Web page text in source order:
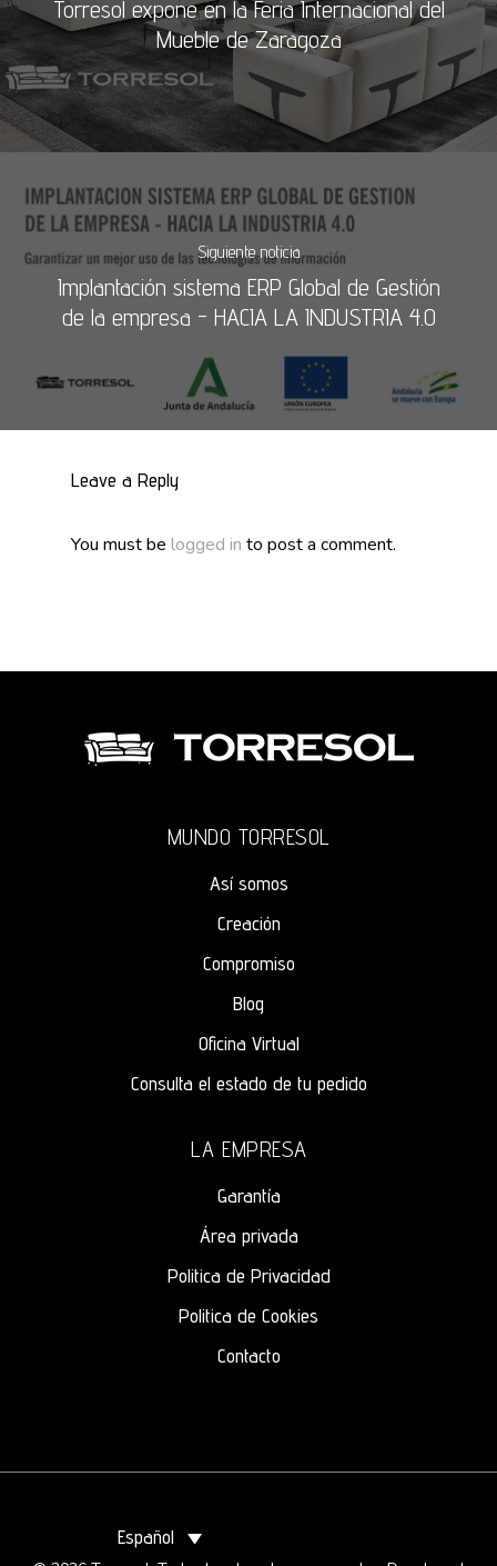
Torresol expone en la Feria Internacional del
Mueble de Zaragoza
Siguiente noticia
Implantación sistema ERP Global de Gestión
de la empresa - HACIA LA INDUSTRIA 4.0
Leave a Reply
You must be logged in to post a comment.
MUNDO TORRESOL
Así somos
Creación
Compromiso
Blog
Oficina Virtual
Consulta el estado de tu pedido
LA EMPRESA
Garantía
Área privada
Politica de Privacidad
Politica de Cookies
Contacto
Español